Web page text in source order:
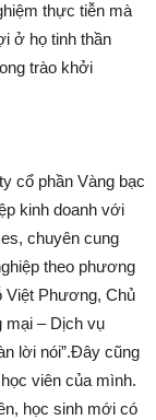
thực tiễn mà
ở họ tinh thần
trào khởi
cổ phần Vàng bạc
kinh doanh với
chuyên cung
theo phương
Việt Phương, Chủ
mại – Dịch vụ
lời nói”.Đây cũng
viên của mình.
học sinh mới có